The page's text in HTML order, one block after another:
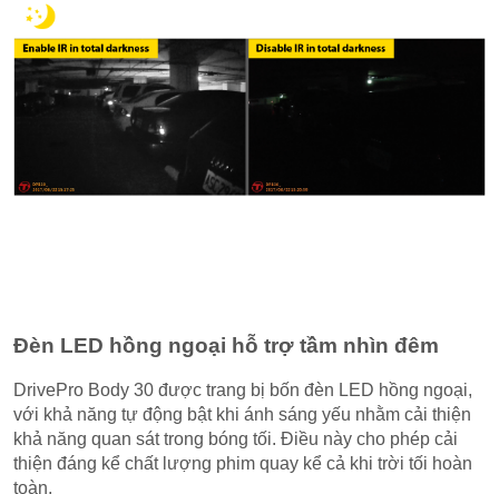
Đèn LED hồng ngoại hỗ trợ tầm nhìn đêm
DrivePro Body 30 được trang bị bốn đèn LED hồng ngoại,
với khả năng tự động bật khi ánh sáng yếu nhằm cải thiện
khả năng quan sát trong bóng tối. Điều này cho phép cải
thiện đáng kể chất lượng phim quay kể cả khi trời tối hoàn
toàn.